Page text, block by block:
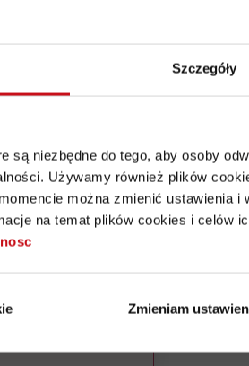
Szczegóły
są niezbędne do tego, aby osoby
Używamy również plików
można zmienić ustawienia
na temat plików cookies i celów
Zmieniam
odetchnięcia
hotel Pałac Mała
i poczuj się królewsko!
na warsztacie:
Damy RP
i markę
rozwijać swoją
swoją sieć